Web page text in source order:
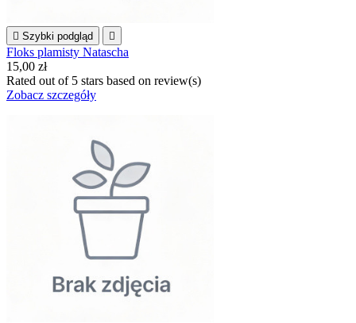
 Szybki podgląd 
Floks plamisty Natascha
15,00 zł
Rated out of 5 stars based on review(s)
Zobacz szczegóły